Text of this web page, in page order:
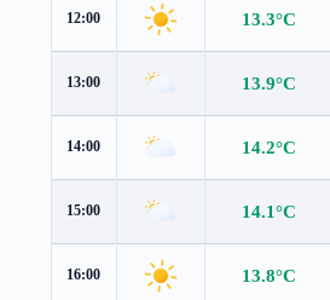
12:00 13.3°C
13:00 13.9°C
14:00 14.2°C
15:00 14.1°C
16:00 13.8°C